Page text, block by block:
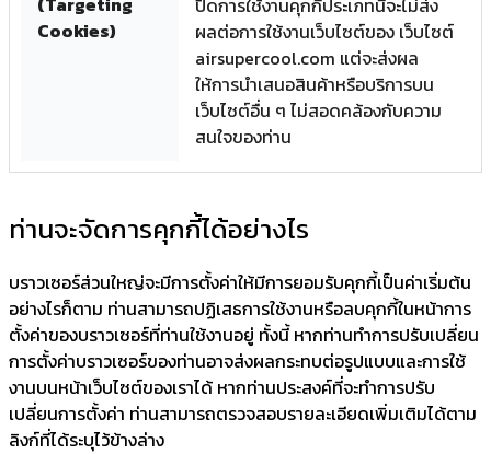
Cookies)
ปิดการใช้งานคุกกี้ประเภทนี้จะไม่ส่ง
ผลต่อการใช้งานเว็บไซต์ของ เว็บไซต์
airsupercool.com แต่จะส่งผล
ให้การนำเสนอสินค้าหรือบริการบน
เว็บไซต์อื่น ๆ ไม่สอดคล้องกับความ
สนใจของท่าน
ท่านจะจัดการคุกกี้ได้อย่างไร
บราวเซอร์ส่วนใหญ่จะมีการตั้งค่าให้มีการยอมรับคุกกี้เป็นค่าเริ่มต้น
อย่างไรก็ตาม ท่านสามารถปฏิเสธการใช้งานหรือลบคุกกี้ในหน้าการ
ตั้งค่าของบราวเซอร์ที่ท่านใช้งานอยู่ ทั้งนี้ หากท่านทำการปรับเปลี่ยน
การตั้งค่าบราวเซอร์ของท่านอาจส่งผลกระทบต่อรูปแบบและการใช้
งานบนหน้าเว็บไซต์ของเราได้ หากท่านประสงค์ที่จะทำการปรับ
เปลี่ยนการตั้งค่า ท่านสามารถตรวจสอบรายละเอียดเพิ่มเติมได้ตาม
ลิงก์ที่ได้ระบุไว้ข้างล่าง